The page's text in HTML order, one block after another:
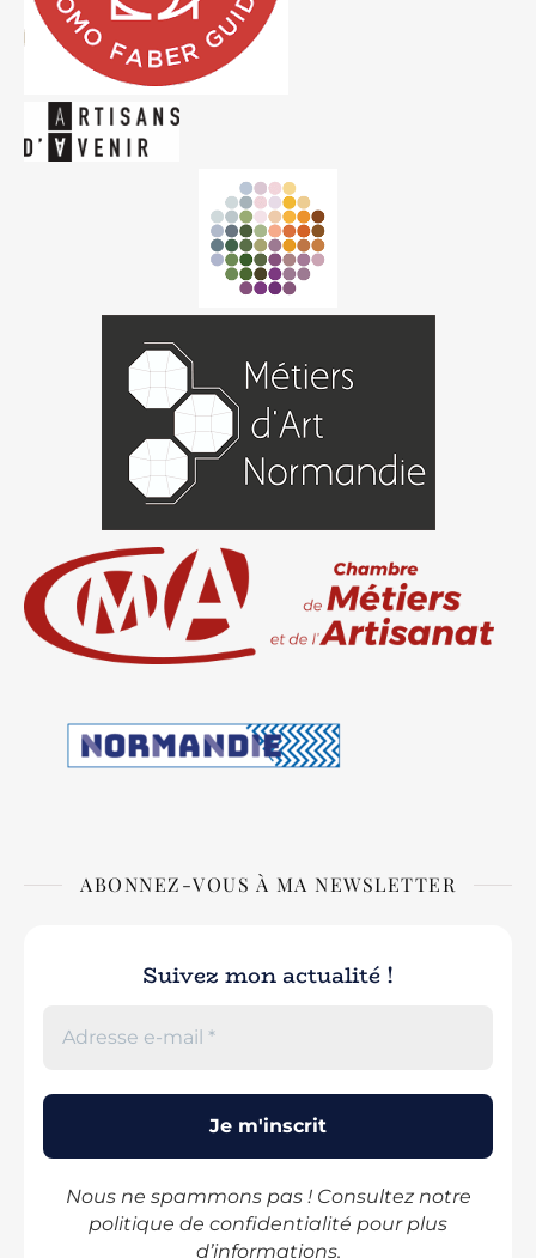
ABONNEZ-VOUS À MA NEWSLETTER
Suivez mon actualité !
Nous ne spammons pas ! Consultez notre
politique de confidentialité pour plus
d’informations.